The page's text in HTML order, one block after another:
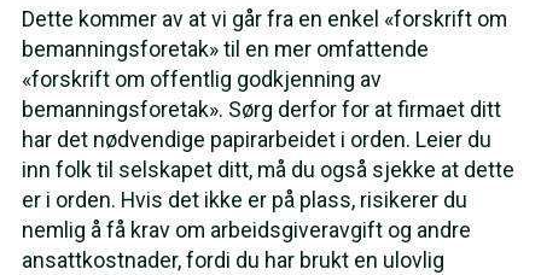
Dette kommer av at vi går fra en enkel «forskrift om
bemanningsforetak» til en mer omfattende
«forskrift om offentlig godkjenning av
bemanningsforetak». Sørg derfor for at firmaet ditt
har det nødvendige papirarbeidet i orden. Leier du
inn folk til selskapet ditt, må du også sjekke at dette
er i orden. Hvis det ikke er på plass, risikerer du
nemlig å få krav om arbeidsgiveravgift og andre
ansattkostnader, fordi du har brukt en ulovlig